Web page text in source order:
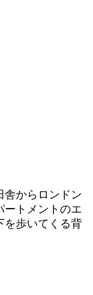
舎からロンドン
ートメントのエ
を歩いてくる背